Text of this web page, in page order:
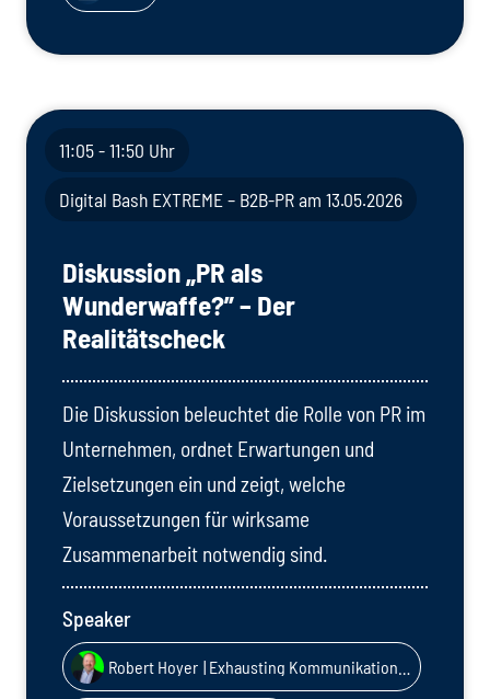
11:05 - 11:50 Uhr
Digital Bash EXTREME – B2B-PR am 13.05.2026
Diskussion „PR als
Wunderwaffe?” – Der
Realitätscheck
Die Diskussion beleuchtet die Rolle von PR im
Unternehmen, ordnet Erwartungen und
Zielsetzungen ein und zeigt, welche
Voraussetzungen für wirksame
Zusammenarbeit notwendig sind.
Speaker
Robert Hoyer | Exhausting Kommunikation GmbH